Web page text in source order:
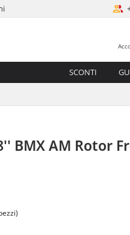
SCONTI
BMX AM Rotor